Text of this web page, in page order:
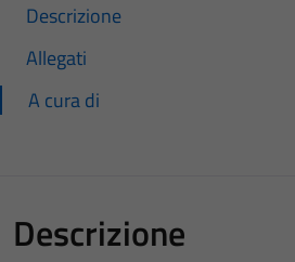
Descrizione
Allegati
A cura di
Descrizione